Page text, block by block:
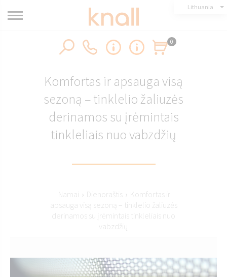
Lithuania
0
Komfortas ir apsauga visą
sezoną – tinklelio žaliuzės
derinamos su įrėmintais
tinkleliais nuo vabzdžių
Namai › Dienoraštis › Komfortas ir
apsauga visą sezoną – tinklelio žaliuzės
derinamos su įrėmintais tinkleliais nuo
vabzdžių